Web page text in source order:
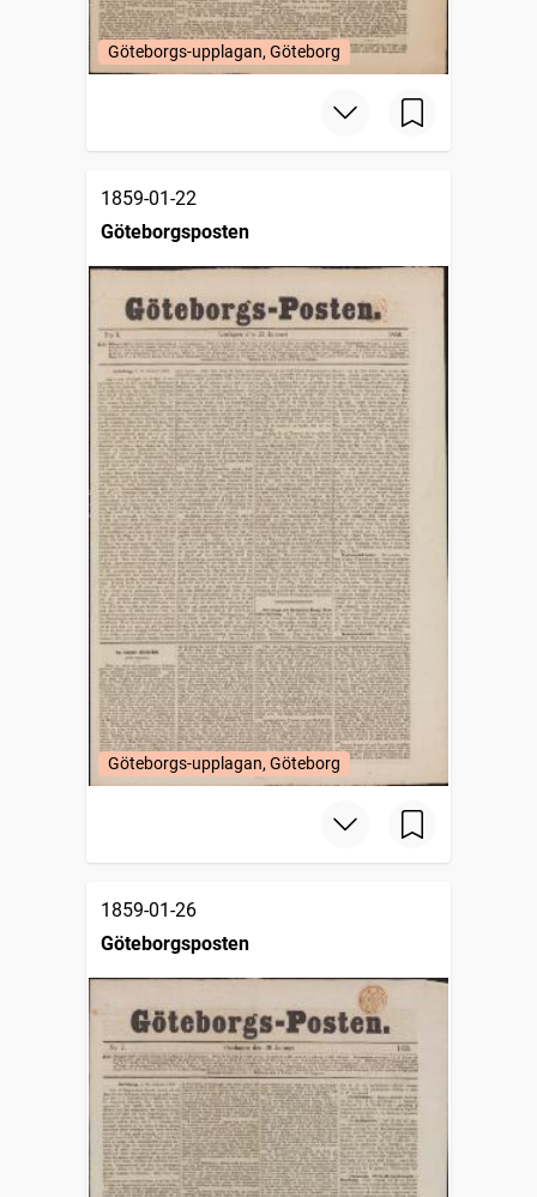
Göteborgs-upplagan, Göteborg
1859-01-22
Göteborgsposten
Göteborgs-upplagan, Göteborg
1859-01-26
Göteborgsposten